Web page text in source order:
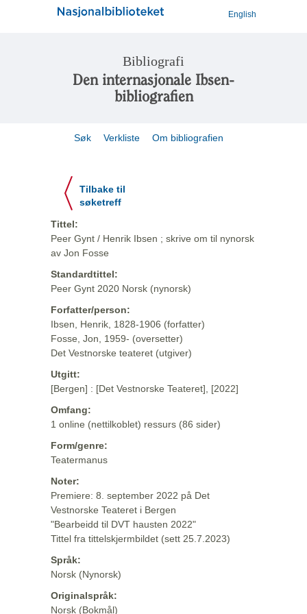
English
Bibliografi
Den internasjonale Ibsen-
bibliografien
Søk Verkliste Om bibliografien
Tilbake til
søketreff
Tittel:
Peer Gynt / Henrik Ibsen ; skrive om til nynorsk
av Jon Fosse
Standardtittel:
Peer Gynt 2020 Norsk (nynorsk)
Forfatter/person:
Ibsen, Henrik, 1828-1906 (forfatter)
Fosse, Jon, 1959- (oversetter)
Det Vestnorske teateret (utgiver)
Utgitt:
[Bergen] : [Det Vestnorske Teateret], [2022]
Omfang:
1 online (nettilkoblet) ressurs (86 sider)
Form/genre:
Teatermanus
Noter:
Premiere: 8. september 2022 på Det
Vestnorske Teateret i Bergen
"Bearbeidd til DVT hausten 2022"
Tittel fra tittelskjermbildet (sett 25.7.2023)
Språk:
Norsk (Nynorsk)
Originalspråk:
Norsk (Bokmål)